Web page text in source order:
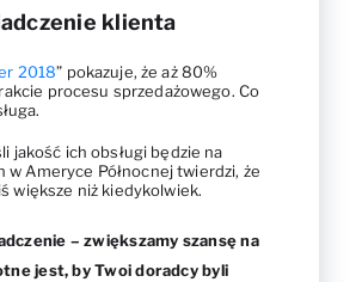
klienta
2018” pokazuje, że aż 80%
procesu sprzedażowego. Co
jakość ich obsługi będzie na
Ameryce Północnej twierdzi, że
większe niż kiedykolwiek.
– zwiększamy szansę na
jest, by Twoi doradcy byli